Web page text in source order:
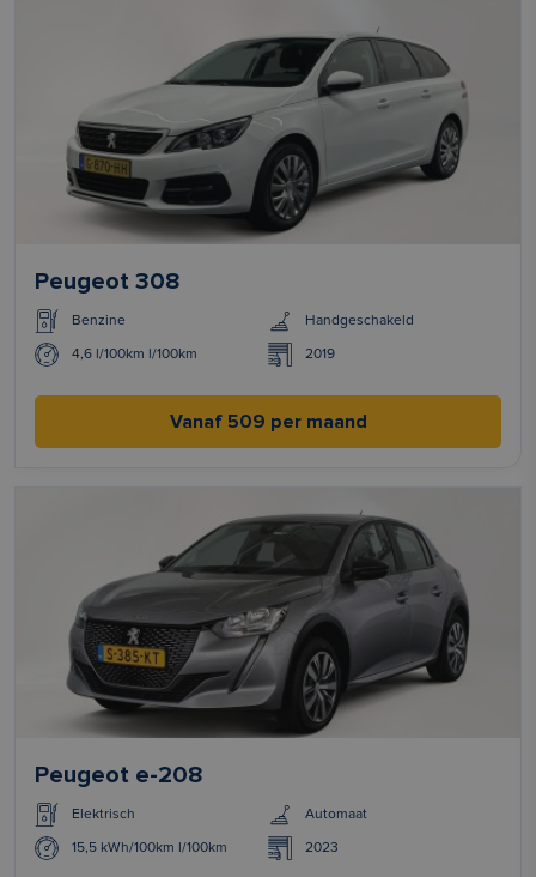
Peugeot 308
Benzine Handgeschakeld
4,6 l/100km l/100km 2019
Vanaf 509 per maand
Peugeot e-208
Elektrisch Automaat
15,5 kWh/100km l/100km 2023